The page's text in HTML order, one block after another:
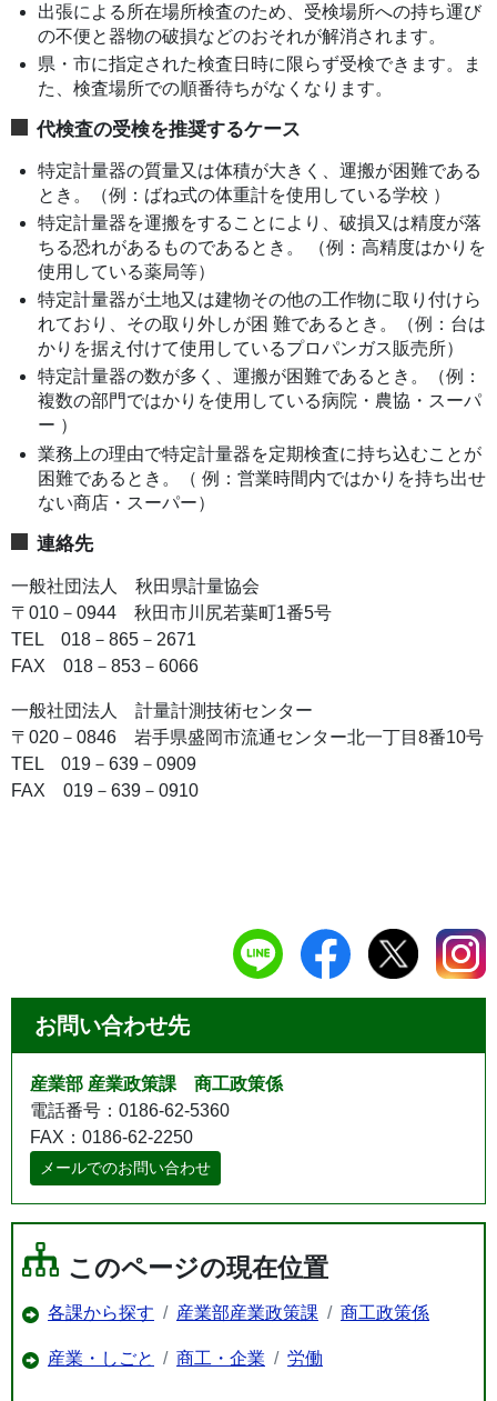
出張による所在場所検査のため、受検場所への持ち運び
の不便と器物の破損などのおそれが解消されます。
県・市に指定された検査日時に限らず受検できます。ま
た、検査場所での順番待ちがなくなります。
代検査の受検を推奨するケース
特定計量器の質量又は体積が大きく、運搬が困難である
とき。（例：ばね式の体重計を使用している学校 ）
特定計量器を運搬をすることにより、破損又は精度が落
ちる恐れがあるものであるとき。 （例：高精度はかりを
使用している薬局等）
特定計量器が土地又は建物その他の工作物に取り付けら
れており、その取り外しが困 難であるとき。（例：台は
かりを据え付けて使用しているプロパンガス販売所）
特定計量器の数が多く、運搬が困難であるとき。（例：
複数の部門ではかりを使用している病院・農協・スーパ
ー ）
業務上の理由で特定計量器を定期検査に持ち込むことが
困難であるとき。（ 例：営業時間内ではかりを持ち出せ
ない商店・スーパー）
連絡先
一般社団法人 秋田県計量協会
〒010－0944 秋田市川尻若葉町1番5号
TEL 018－865－2671
FAX 018－853－6066
一般社団法人 計量計測技術センター
〒020－0846 岩手県盛岡市流通センター北一丁目8番10号
TEL 019－639－0909
FAX 019－639－0910
お問い合わせ先
産業部 産業政策課 商工政策係
電話番号：0186-62-5360
FAX：0186-62-2250
メールでのお問い合わせ
このページの現在位置
各課から探す 産業部産業政策課 商工政策係
産業・しごと 商工・企業 労働